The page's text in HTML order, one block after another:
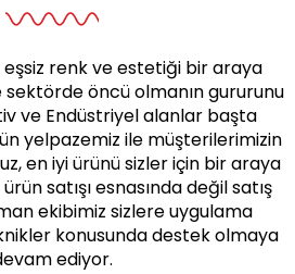
renk ve estetiği bir araya
öncü olmanın gururunu
ve Endüstriyel alanlar başta
yelpazemiz ile müşterilerimizin
en iyi ürünü sizler için bir araya
satışı esnasında değil satış
ekibimiz sizlere uygulama
konusunda destek olmaya
ediyor.